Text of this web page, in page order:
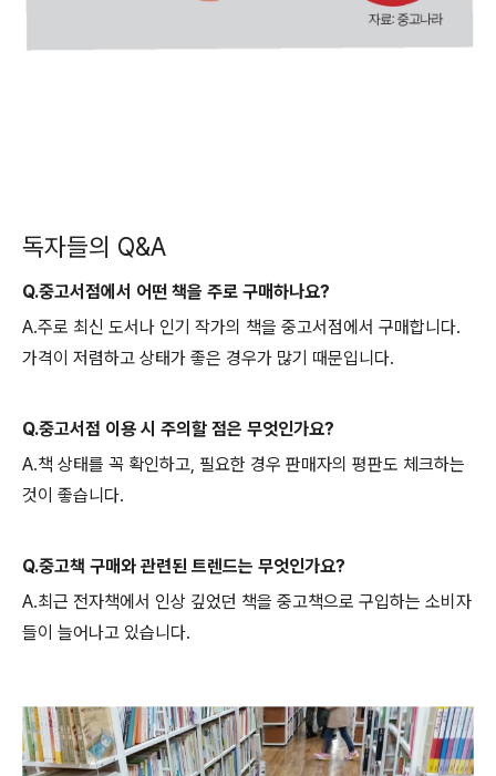
독자들의 Q&A
Q.중고서점에서 어떤 책을 주로 구매하나요?
A.주로 최신 도서나 인기 작가의 책을 중고서점에서 구매합니다.
가격이 저렴하고 상태가 좋은 경우가 많기 때문입니다.
Q.중고서점 이용 시 주의할 점은 무엇인가요?
A.책 상태를 꼭 확인하고, 필요한 경우 판매자의 평판도 체크하는
것이 좋습니다.
Q.중고책 구매와 관련된 트렌드는 무엇인가요?
A.최근 전자책에서 인상 깊었던 책을 중고책으로 구입하는 소비자
들이 늘어나고 있습니다.